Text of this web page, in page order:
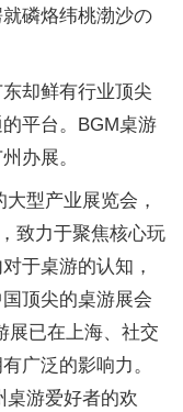
磷烙纬桃渤沙の
却鲜有行业顶尖
平台。BGM桌游
办展。
型产业展览会，
致力于聚焦核心玩
于桌游的认知，
顶尖的桌游展会
展已在上海、社交
广泛的影响力。
桌游爱好者的欢